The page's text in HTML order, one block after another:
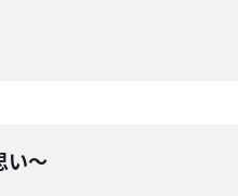
い～